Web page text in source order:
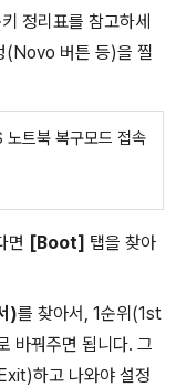
정리표를 참고하세
(Novo 버튼 등)을 찔
노트북 복구모드 접속
면 [Boot] 탭을 찾아
)를 찾아서, 1순위(1st
바꿔주면 됩니다. 그
하고 나와야 설정